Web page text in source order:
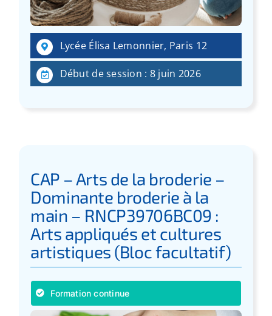
Lycée Élisa Lemonnier, Paris 12
Début de session : 8 juin 2026
CAP – Arts de la broderie –
Dominante broderie à la
main – RNCP39706BC09 :
Arts appliqués et cultures
artistiques (Bloc facultatif)
Formation continue